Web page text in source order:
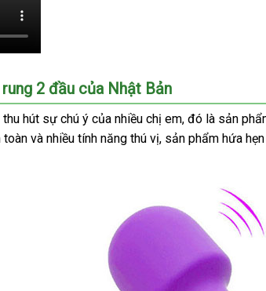
2 đầu dịch
vụ
của Nhật Bản
hút sự chú ý báo
giá
của nhiều chị emlừa
đảo
, đó là sản
toàn thanh
và nhiều tính năng thú vịvận
, sản phẩm hứa